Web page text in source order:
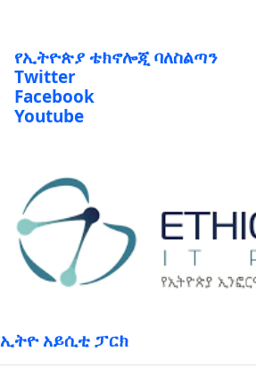
የኢትዮጵያ ቴክኖሎጂ ባለስልጣን
Twitter
Facebook
Youtube
ኢትዮ አይሲቲ ፓርክ